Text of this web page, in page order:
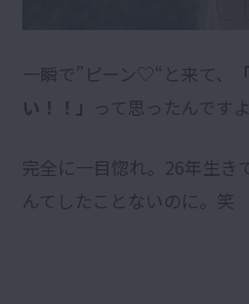
一瞬で” ピーン♡ “と来て、
い！！」
って思ったんですよ
完全に一目惚れ。26年生き
んてしたことないのに。笑